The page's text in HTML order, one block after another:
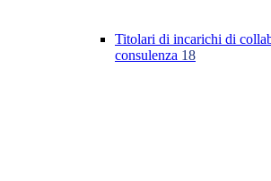
Titolari di incarichi di
consulenza 18